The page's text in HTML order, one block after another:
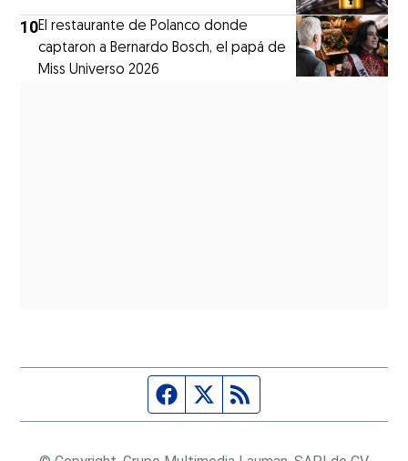
10El restaurante de Polanco donde
captaron a Bernardo Bosch, el papá de
Miss Universo 2026
Página de Facebook
Fuente Twitter